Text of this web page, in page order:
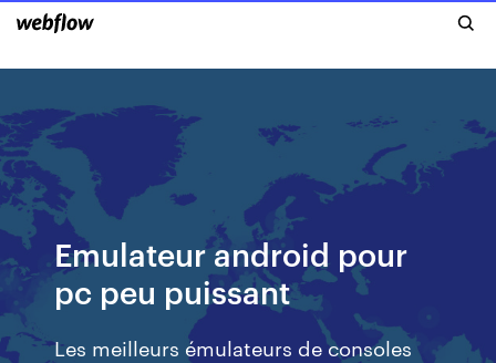
Emulateur android pour
pc peu puissant
Les meilleurs émulateurs de consoles